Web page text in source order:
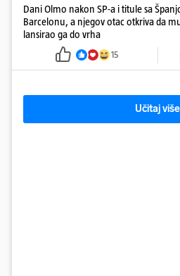
Dani Olmo nakon SP-a i titule sa
Barcelonu, a njegov otac otkriva da
lansirao ga do vrha
15
Učitaj više